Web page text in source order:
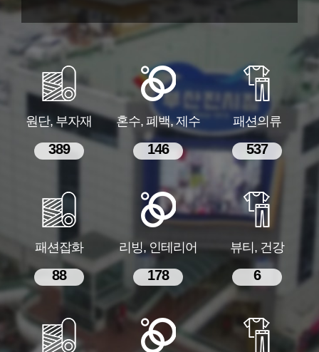
원단, 부자재
389
혼수, 폐백, 제수
146
패션의류
537
패션잡화
88
리빙, 인테리어
178
뷰티, 건강
6